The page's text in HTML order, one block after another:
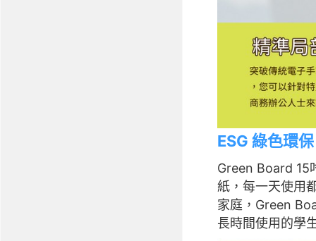
ESG 綠色環
Green Board 15
紙，每一天使用
家庭，Green
長時間使用的學